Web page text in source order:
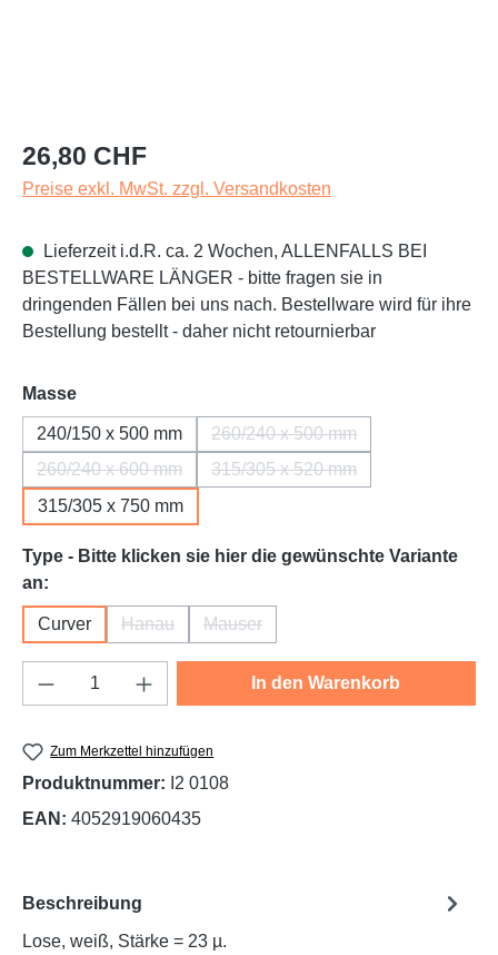
Regulärer Preis:
26,80 CHF
Preise exkl. MwSt. zzgl. Versandkosten
Lieferzeit i.d.R. ca. 2 Wochen, ALLENFALLS BEI
BESTELLWARE LÄNGER - bitte fragen sie in
dringenden Fällen bei uns nach. Bestellware wird für ihre
Bestellung bestellt - daher nicht retournierbar
Masseauswählen
240/150 x 500 mm 260/240 x 500 mm
(Diese Option ist zurzeit nicht
260/240 x 600 mm
(Diese Option ist zurzeit nicht verfügbar.)
315/305 x 520 mm
(Diese Option ist zurzeit nicht
315/305 x 750 mm
Type - Bitte klicken sie hier die gewünschte Variante
an:
Curver Hanau Mauser
Produkt Anzahl: Gib den gewünschten
In den Warenkorb
Zum Merkzettel hinzufügen
Produktnummer: I2 0108
EAN: 4052919060435
Beschreibung
Lose, weiß, Stärke = 23 µ.